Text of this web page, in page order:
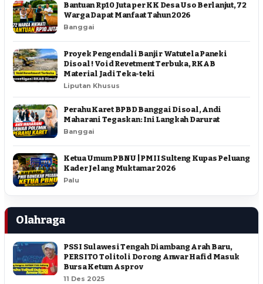
Bantuan Rp10 Juta per KK Desa Uso Berlanjut, 72
Warga Dapat Manfaat Tahun 2026
Banggai
Proyek Pengendali Banjir Watutela Paneki
Disoal ! Void Revetment Terbuka, RKAB
Material Jadi Teka-teki
Liputan Khusus
Perahu Karet BPBD Banggai Disoal, Andi
Maharani Tegaskan: Ini Langkah Darurat
Banggai
Ketua Umum PBNU | PMII Sulteng Kupas Peluang
Kader Jelang Muktamar 2026
Palu
Olahraga
PSSI Sulawesi Tengah Diambang Arah Baru,
PERSITO Tolitoli Dorong Anwar Hafid Masuk
Bursa Ketum Asprov
11 Des 2025